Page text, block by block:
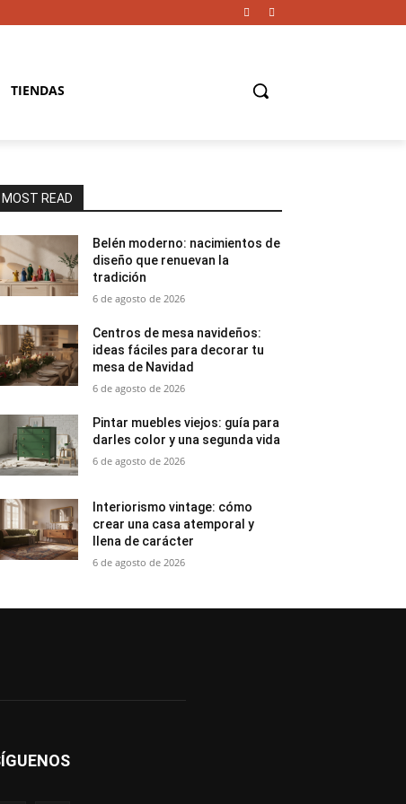
TIENDAS
MOST READ
Belén moderno: nacimientos de
diseño que renuevan la
tradición
6 de agosto de 2026
Centros de mesa navideños:
ideas fáciles para decorar tu
mesa de Navidad
6 de agosto de 2026
Pintar muebles viejos: guía para
darles color y una segunda vida
6 de agosto de 2026
Interiorismo vintage: cómo
crear una casa atemporal y
llena de carácter
6 de agosto de 2026